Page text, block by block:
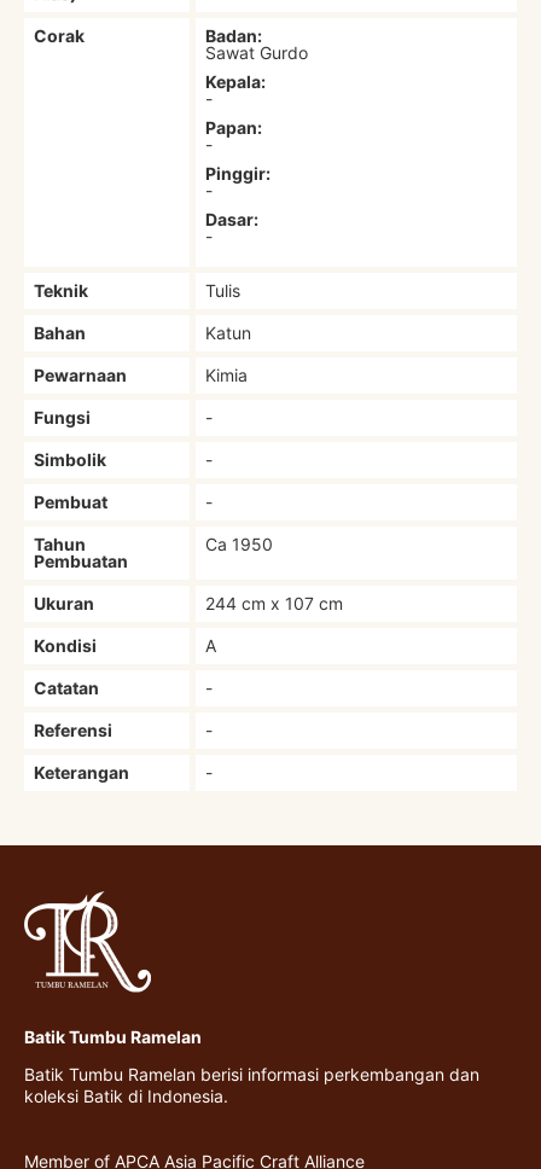
Corak
Badan:
Sawat Gurdo
Kepala:
-
Papan:
-
Pinggir:
-
Dasar:
-
Teknik Tulis
Bahan Katun
Pewarnaan Kimia
Fungsi -
Simbolik -
Pembuat -
Tahun
Pembuatan
Ca 1950
Ukuran 244 cm x 107 cm
Kondisi A
Catatan -
Referensi -
Keterangan -
Batik Tumbu Ramelan
Batik Tumbu Ramelan berisi informasi perkembangan dan
koleksi Batik di Indonesia.
Member of APCA Asia Pacific Craft Alliance